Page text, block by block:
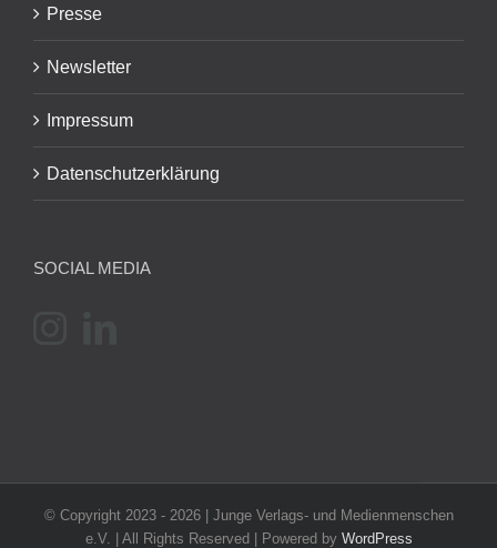
Presse
Newsletter
Impressum
Datenschutzerklärung
SOCIAL MEDIA
© Copyright 2023 - 2026 | Junge Verlags- und Medienmenschen
e.V. | All Rights Reserved | Powered by WordPress